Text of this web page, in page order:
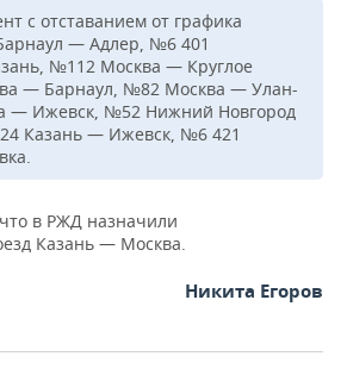
с отставанием от графика
— Адлер, №6 401
№112 Москва — Круглое
— Барнаул, №82 Москва — Улан-
— Ижевск, №52 Нижний Новгород
Казань — Ижевск, №6 421
в РЖД назначили
Казань — Москва.
Никита Егоров